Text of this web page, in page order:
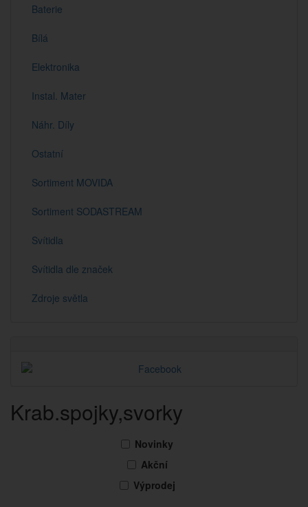
Baterie
Bílá
Elektronika
Instal. Mater
Náhr. Díly
Ostatní
Sortiment MOVIDA
Sortiment SODASTREAM
Svítidla
Svítidla dle značek
Zdroje světla
Krab.spojky,svorky
Novinky
Akční
Výprodej